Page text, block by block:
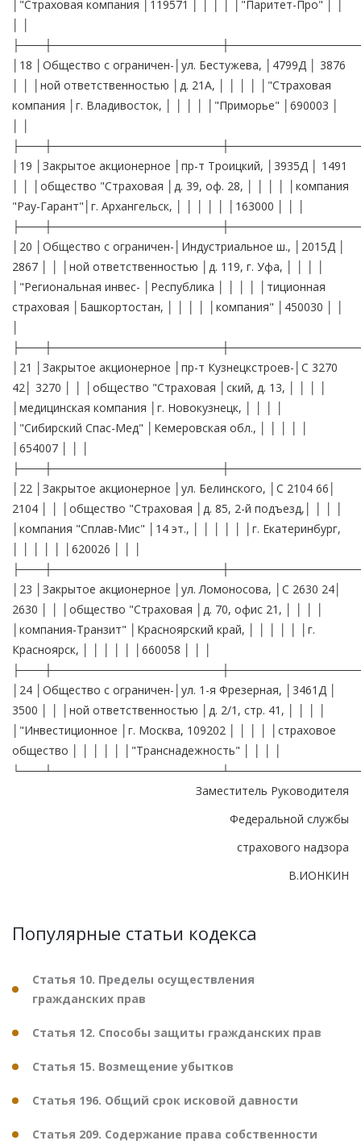
│"Страховая компания │119571 │ │ │ │ │"Паритет-Про" │ │
│18 │Общество с ограничен-│ул. Бестужева, │4799Д │ 3876
│ │ │ной ответственностью │д. 21А, │ │ │ │ │"Страховая
компания │г. Владивосток, │ │ │ │ │"Приморье" │690003 │
│19 │Закрытое акционерное │пр-т Троицкий, │3935Д │ 1491
│ │ │общество "Страховая │д. 39, оф. 28, │ │ │ │ │компания
"Рау-Гарант"│г. Архангельск, │ │ │ │ │ │163000 │ │ │
│20 │Общество с ограничен-│Индустриальное ш., │2015Д │
2867 │ │ │ной ответственностью │д. 119, г. Уфа, │ │ │ │
│"Региональная инвес- │Республика │ │ │ │ │тиционная
страховая │Башкортостан, │ │ │ │ │компания" │450030 │ │
│21 │Закрытое акционерное │пр-т Кузнецкстроев-│С 3270
42│ 3270 │ │ │общество "Страховая │ский, д. 13, │ │ │ │
│медицинская компания │г. Новокузнецк, │ │ │ │
│"Сибирский Спас-Мед" │Кемеровская обл., │ │ │ │ │
│654007 │ │ │
│22 │Закрытое акционерное │ул. Белинского, │С 2104 66│
2104 │ │ │общество "Страховая │д. 85, 2-й подъезд,│ │ │ │
│компания "Сплав-Мис" │14 эт., │ │ │ │ │ │г. Екатеринбург,
│ │ │ │ │ │620026 │ │ │
│23 │Закрытое акционерное │ул. Ломоносова, │С 2630 24│
2630 │ │ │общество "Страховая │д. 70, офис 21, │ │ │ │
│компания-Транзит" │Красноярский край, │ │ │ │ │ │г.
Красноярск, │ │ │ │ │ │660058 │ │ │
│24 │Общество с ограничен-│ул. 1-я Фрезерная, │3461Д │
3500 │ │ │ной ответственностью │д. 2/1, стр. 41, │ │ │ │
│"Инвестиционное │г. Москва, 109202 │ │ │ │ │страховое
общество │ │ │ │ │ │"Транснадежность" │ │ │ │
Заместитель Руководителя
Федеральной службы
страхового надзора
В.ИОНКИН
Популярные статьи кодекса
Статья 10. Пределы осуществления
гражданских прав
Статья 12. Способы защиты гражданских прав
Статья 15. Возмещение убытков
Статья 196. Общий срок исковой давности
Статья 209. Содержание права собственности